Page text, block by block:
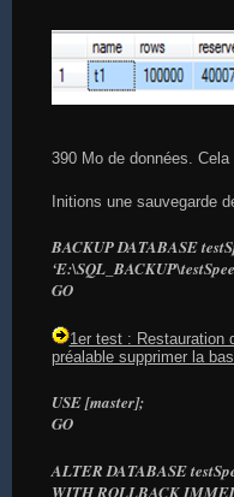
390 Mo de données.
Initions une sauvegarde
BACKUP DATABASE
GO
1er test : Restauration
préalable supprimer la
USE [master];
GO
ALTER DATABASE
WITH ROLLBACK